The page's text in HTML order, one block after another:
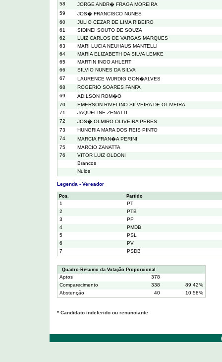
58
JORGE ANDR� FRAGA MOREIRA
59
JOS� FRANCISCO NUNES
60
JULIO CEZAR DE LIMA RIBEIRO
61
SIDINEI SOUTO DE SOUZA
62
LUIZ CARLOS DE VARGAS MARQUES
63
MARI LUCIA NEUHAUS MANTELLI
64
MARIA ELIZABETH DA SILVA LEMKE
65
MARTIN INGO AHLERT
66
SILVIO NUNES DA SILVA
67
LAURENCE WURDIG GON�ALVES
68
ROGERIO SOARES FANFA
69
ADILSON ROM�O
70
EMERSON RIVELINO SILVEIRA DE OLIVEIRA
71
JAQUELINE ZENATTI
72
JOS� OLMIRO OLIVEIRA PERES
73
HUNGRIA MARA DOS REIS PINTO
74
MARCIA FRAN�A PERINI
75
MARCIO ZANATTA
76
VITOR LUIZ OLDONI
Brancos
Nulos
Legenda - Vereador
Pos. Partido
1
PT
2
PTB
3
PP
4
PMDB
5
PSL
6
PV
7
PSDB
Quadro-Resumo da Votação Proporcional
Aptos
378
Comparecimento
338
89.42%
Abstenção
40 10.58%
* Candidato indeferido ou renunciante